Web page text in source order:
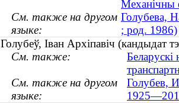
Механічны
См. также на другом
языке:
Голубева,
; род. 1986)
Голубеў, Іван Архіпавіч (кандыдат
См. также:
Беларускі
См. также на другом
языке:
Голубев,